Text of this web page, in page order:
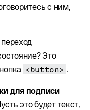
с ним,
Это
<button>
для подписи
это будет текст,